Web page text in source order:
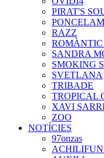
PIRAT'S
PONCELAM
RAZZ
SANDRA
SMOKING
SVETLANA
TRIBADE
TROPICAL
XAVI
ZOO
NOTÍCIES
97onzas